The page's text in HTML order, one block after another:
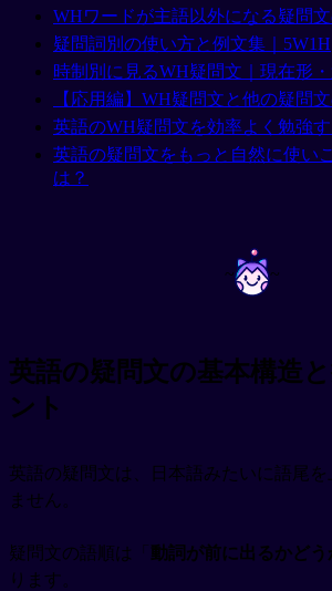
WHワードが主語以外になる疑問
疑問詞別の使い方と例文集｜5W1H
時制別に見るWH疑問文｜現在形
【応用編】WH疑問文と他の疑問
英語のWH疑問文を効率よく勉強
英語の疑問文をもっと自然に使い
は？
~ ~
英語の疑問文の基本構造
ント
英語の疑問文は、日本語みたいに語尾を
ません。
疑問文の語順は「 動詞が前に出るかどう
ります。